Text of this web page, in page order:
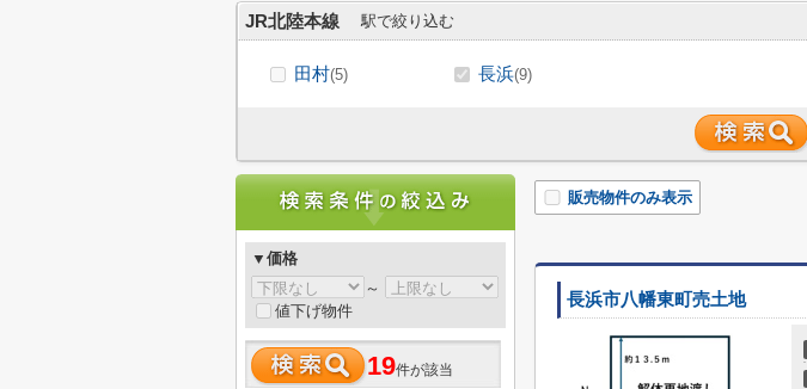
JR北陸本線 駅で絞り込む
田村(5) 長浜(9)
販売物件のみ表示
長浜市八幡東町売土地
▼価格
～
値下げ物件
19件が該当